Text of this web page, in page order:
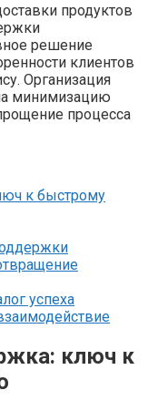
продуктов
решение
клиентов
Организация
минимизацию
процесса
к быстрому
успеха
ключ к